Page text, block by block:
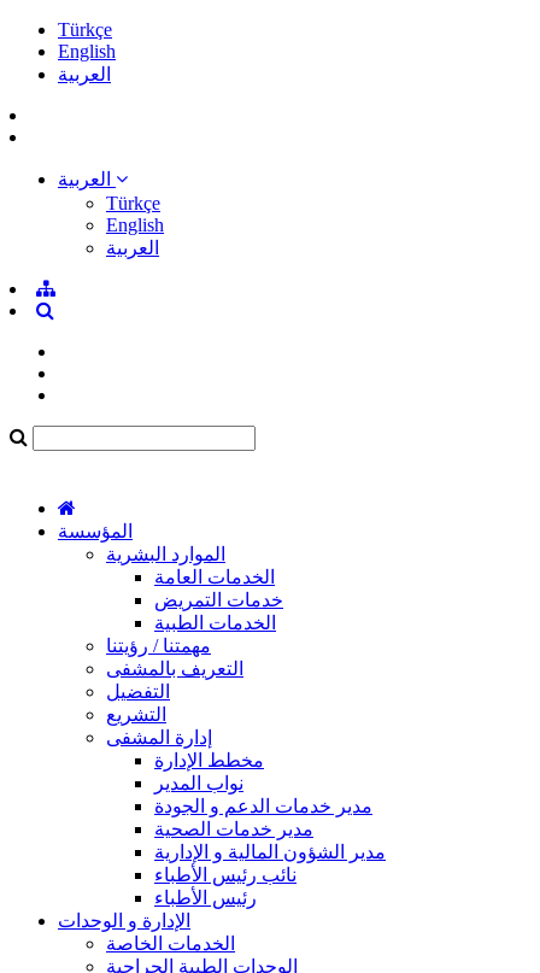
Türkçe
English
العربية
Türkçe
English
العربية
المؤسسة
الموارد البشرية
الخدمات العامة
خدمات التمريض
الخدمات الطبية
مهمتنا / رؤيتنا
التعريف بالمشفى
التفضيل
التشريع
إدارة المشفى
مخطط الإدارة
نواب المدير
مدير خدمات الدعم و الجودة
مدير خدمات الصحية
مدير الشؤون المالية و الإدارية
نائب رئيس الأطباء
رئيس الأطباء
الإدارة و الوحدات
الخدمات الخاصة
الوحدات الطبية الجراحية